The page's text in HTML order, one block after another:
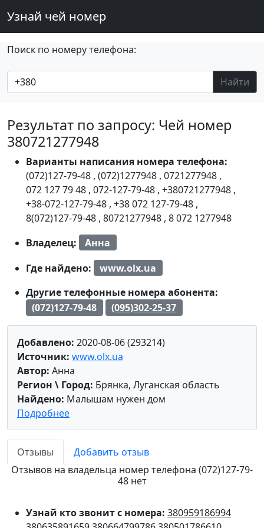
Узнай чей номер
Поиск по номеру телефона:
Найти
Результат по запросу: Чей номер
380721277948
Варианты написания номера телефона:
(072)127-79-48 , (072)1277948 , 0721277948 ,
072 127 79 48 , 072-127-79-48 , +380721277948 ,
+38-072-127-79-48 , +38 072 127-79-48 ,
8(072)127-79-48 , 80721277948 , 8 072 1277948
Владелец:
Анна
Где найдено:
www.olx.ua
Другие телефонные номера абонента:
(072)127-79-48
(095)302-25-37
Добавлено: 2020-08-06 (293214)
Источник: www.olx.ua
Автор: Анна
Регион \ Город: Брянка, Луганская область
Найдено: Малышам нужен дом
Подробнее
Отзывы
Добавить отзыв
Отзывов на владельца номер телефона (072)127-79-
48 нет
Узнай кто звонит с номера: 380959186994